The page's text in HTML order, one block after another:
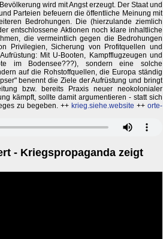
wird mit Angst erzeugt. Der Staat und
Parteien befeuern die öffentliche Meinung mit
Bedrohungen. Die (hierzulande ziemlich
entschlossene Aktionen noch klare inhaltliche
die vermeintlich gegen die Bedrohungen
Privilegien, Sicherung von Profitquellen und
Mit U-Booten, Kampfflugzeugen und
im Bodensee???), sondern eine solche
auf die Rohstoffquellen, die Europa ständig
benennt die Ziele der Aufrüstung und bringt
bzw. bereits Praxis neuer neokolonialer
kämpft, sollte damit argumentieren - statt sich
zu begeben. ++ krieg.siehe.website ++orte-
- Kriegspropaganda zeigt